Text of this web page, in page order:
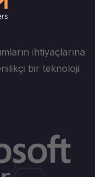
ihtiyaçlarına
bir teknoloji